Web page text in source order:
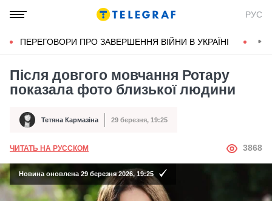
РУС
ПЕРЕГОВОРИ ПРО ЗАВЕРШЕННЯ ВІЙНИ В УКРАЇНІ
Після довгого мовчання Ротару
показала фото близької людини
Автор Тетяна Кармазіна
Дата публікації 29 березня, 19:25
ЧИТАТЬ НА РУССКОМ АВТОР
3868
Новина оновлена 29 березня 2026, 19:25